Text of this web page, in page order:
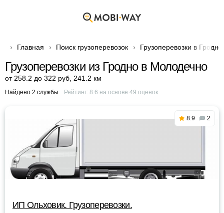
Главная Поиск грузоперевозок Грузоперевозки в Гродно
Грузоперевозки из Гродно в Молодечно
от 258.2 до 322 руб 241.2 км
Найдено 2 службы Рейтинг: 8.6 на основе 49 оценок
8.9 2
ИП Ольховик. Грузоперевозки.